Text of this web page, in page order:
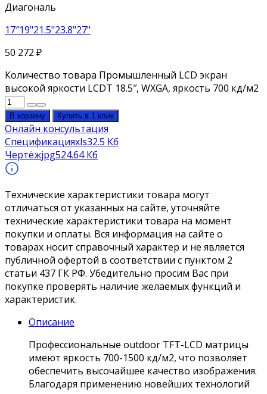
Диагональ
17″19"21.5"23.8"27"
50 272 ₽
Количество товара Промышленный LCD экран
высокой яркости LCDT 18.5″, WXGA, яркость 700 кд/м2
В корзину Купить в 1 клик
Онлайн консультация
Спецификацияxls32.5 Кб
Чертёжjpg524.64 Кб
Технические характеристики товара могут
отличаться от указанных на сайте, уточняйте
технические характеристики товара на момент
покупки и оплаты. Вся информация на сайте о
товарах носит справочный характер и не является
публичной офертой в соответствии с пунктом 2
статьи 437 ГК РФ. Убедительно просим Вас при
покупке проверять наличие желаемых функций и
характеристик.
Описание
Профессиональные outdoor TFT-LCD матрицы
имеют яркость 700-1500 кд/м2, что позволяет
обеспечить высочайшее качество изображения.
Благодаря применению новейших технологий